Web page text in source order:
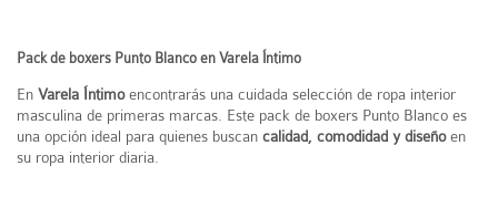
Pack de boxers Punto Blanco en Varela Íntimo
En Varela Íntimoencontrarás una cuidada selección de ropa interior
masculina de primeras marcas. Este pack de boxers Punto Blanco es
una opción ideal para quienes buscan calidad, comodidad y diseñoen
su ropa interior diaria.